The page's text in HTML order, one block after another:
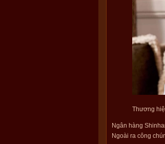
Thương
Ngân hàng
Ngoài ra công